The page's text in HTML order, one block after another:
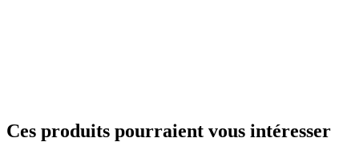
Ces produits pourraient vous intéresser